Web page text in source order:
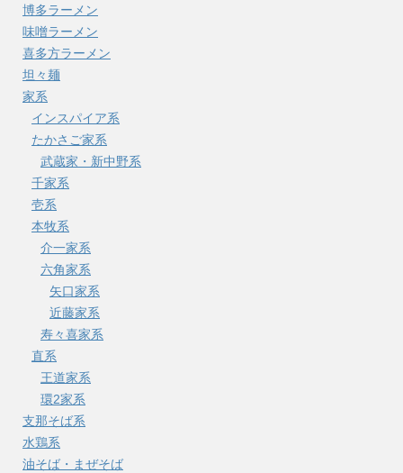
博多ラーメン
味噌ラーメン
喜多方ラーメン
坦々麺
家系
インスパイア系
たかさご家系
武蔵家・新中野系
千家系
壱系
本牧系
介一家系
六角家系
矢口家系
近藤家系
寿々喜家系
直系
王道家系
環2家系
支那そば系
水鶏系
油そば・まぜそば